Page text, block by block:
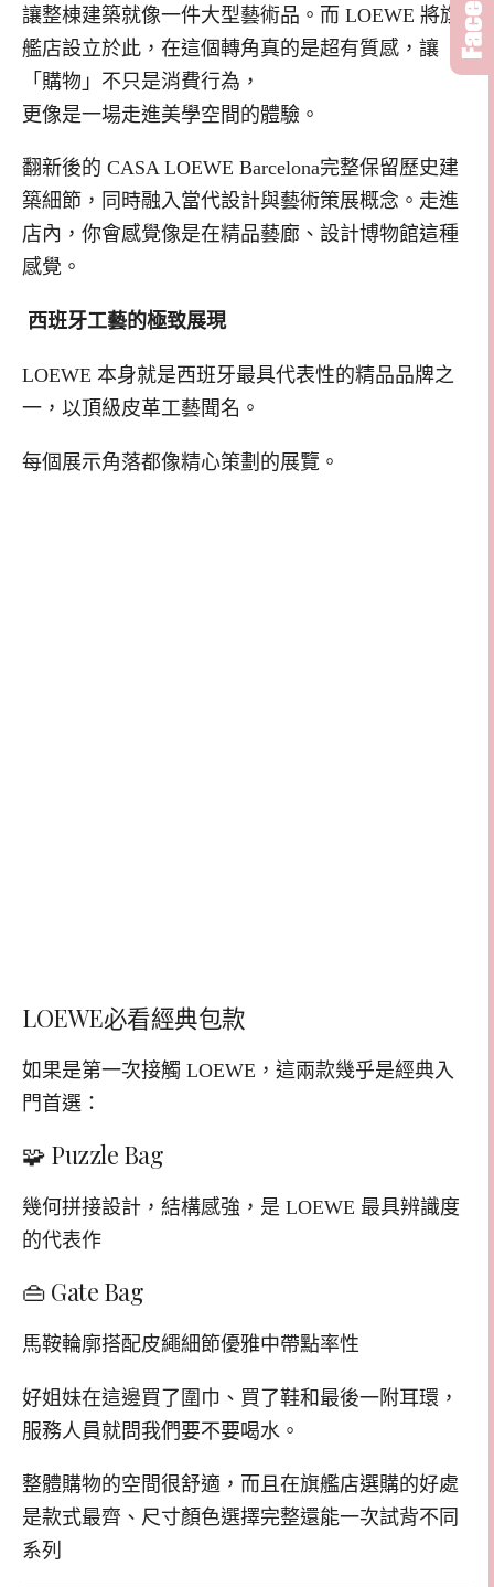
讓整棟建築就像一件大型藝術品。而 LOEWE 將旗
艦店設立於此，在這個轉角真的是超有質感，讓
「購物」不只是消費行為，
更像是一場走進美學空間的體驗。
翻新後的 CASA LOEWE Barcelona完整保留歷史建
築細節，同時融入當代設計與藝術策展概念。走進
店內，你會感覺像是在精品藝廊、設計博物館這種
感覺。
西班牙工藝的極致展現
LOEWE 本身就是西班牙最具代表性的精品品牌之
一，以頂級皮革工藝聞名。
每個展示角落都像精心策劃的展覽。
LOEWE必看經典包款
如果是第一次接觸 LOEWE，這兩款幾乎是經典入
門首選：
🧩 Puzzle Bag
幾何拼接設計，結構感強，是 LOEWE 最具辨識度
的代表作
👜 Gate Bag
馬鞍輪廓搭配皮繩細節優雅中帶點率性
好姐妹在這邊買了圍巾、買了鞋和最後一附耳環，
服務人員就問我們要不要喝水。
整體購物的空間很舒適，而且在旗艦店選購的好處
是款式最齊、尺寸顏色選擇完整還能一次試背不同
系列